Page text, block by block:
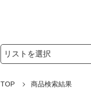
検索リストの選択
TOP 商品検索結果